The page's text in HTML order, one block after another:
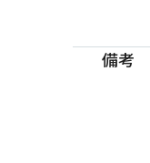
備考